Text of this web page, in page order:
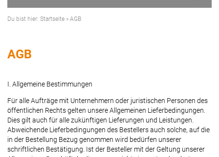
Du bist hier: Startseite » AGB
AGB
I. Allgemeine Bestimmungen
Für alle Aufträge mit Unternehmern oder juristischen Personen des
öffentlichen Rechts gelten unsere Allgemeinen Lieferbedingungen.
Dies gilt auch für alle zukünftigen Lieferungen und Leistungen.
Abweichende Lieferbedingungen des Bestellers auch solche, auf die
in der Bestellung Bezug genommen wird bedürfen unserer
schriftlichen Bestätigung. Ist der Besteller mit der Geltung unserer